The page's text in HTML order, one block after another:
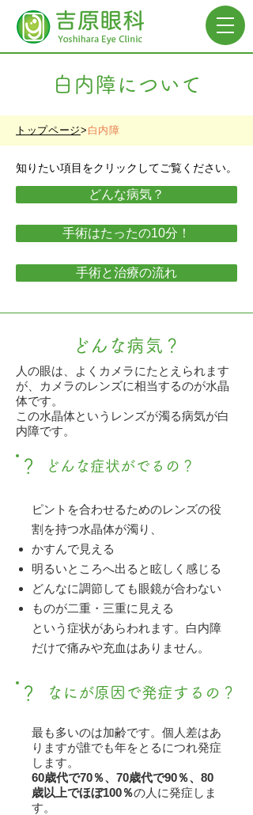
白内障について
トップページ> 白内障
知りたい項目をクリックしてご覧ください。
どんな病気？
手術はたったの10分！
手術と治療の流れ
どんな病気？
人の眼は、よくカメラにたとえられます
が、カメラのレンズに相当するのが水晶
体です。
この水晶体というレンズが濁る病気が白
内障です。
？ どんな症状がでるの？
ピントを合わせるためのレンズの役
割を持つ水晶体が濁り、
かすんで見える
明るいところへ出ると眩しく感じる
どんなに調節しても眼鏡が合わない
ものが二重・三重に見える
という症状があらわれます。白内障
だけで痛みや充血はありません。
？ なにが原因で発症するの？
最も多いのは加齢です。個人差はあ
りますが誰でも年をとるにつれ発症
します。
60歳代で70％、70歳代で90％、80
歳以上でほぼ100％の人に発症しま
す。